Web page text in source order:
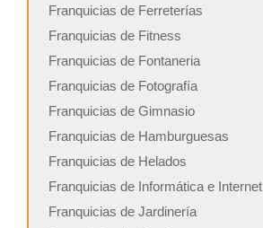
Franquicias de Ferreterías
Franquicias de Fitness
Franquicias de Fontaneria
Franquicias de Fotografía
Franquicias de Gimnasio
Franquicias de Hamburguesas
Franquicias de Helados
Franquicias de Informática e Internet
Franquicias de Jardinería